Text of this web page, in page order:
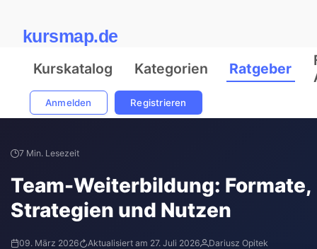
kursmap.de
Kurskatalog Kategorien Ratgeber
Anmelden Registrieren
7 Min. Lesezeit
Team-Weiterbildung: Formate,
Strategien und Nutzen
09. März 2026 Aktualisiert am 27. Juli 2026 Dariusz Opitek